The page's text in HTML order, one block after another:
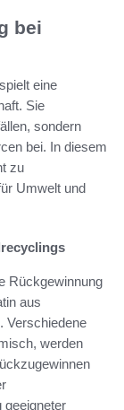
bei
spielt eine
Sie
sondern
bei. In diesem
zu
Umwelt und
Rückgewinnung
aus
Verschiedene
werden
geeigneter